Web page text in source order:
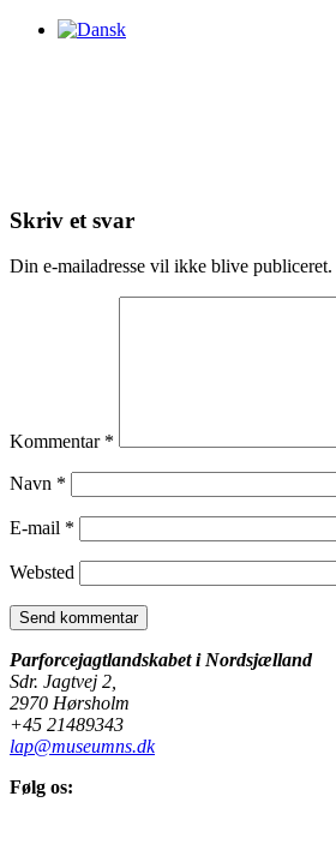
Skriv et svar
Din e-mailadresse vil ikke blive publiceret.
Kommentar *
Navn *
E-mail *
Websted
Parforcejagtlandskabet i Nordsjælland
Sdr. Jagtvej 2,
2970 Hørsholm
+45 21489343
lap@museumns.dk
Følg os: